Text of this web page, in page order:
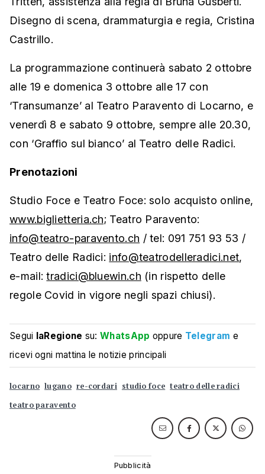
Disegno di scena, drammaturgia e regia, Cristina
Castrillo.
La programmazione continuerà sabato 2 ottobre
alle 19 e domenica 3 ottobre alle 17 con
‘Transumanze’ al Teatro Paravento di Locarno, e
venerdì 8 e sabato 9 ottobre, sempre alle 20.30,
con ‘Graffio sul bianco’ al Teatro delle Radici.
Prenotazioni
Studio Foce e Teatro Foce: solo acquisto online,
www.biglietteria.ch; Teatro Paravento:
info@teatro-paravento.ch / tel: 091 751 93 53 /
Teatro delle Radici: info@teatrodelleradici.net,
e-mail:tradici@bluewin.ch (in rispetto delle
regole Covid in vigore negli spazi chiusi).
Segui laRegione su:WhatsApp oppure Telegram e
ricevi ogni mattina le notizie principali
locarno lugano re-cordari studio foce teatro delle radici
teatro paravento